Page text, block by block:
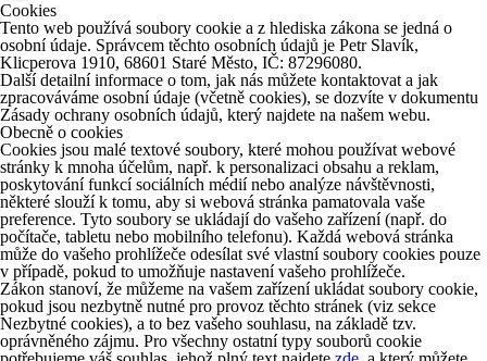
Cookies
Tento web používá soubory cookie a z hlediska zákona se jedná o
osobní údaje. Správcem těchto osobních údajů je Petr Slavík,
Klicperova 1910, 68601 Staré Město, IČ: 87296080.
Další detailní informace o tom, jak nás můžete kontaktovat a jak
zpracováváme osobní údaje (včetně cookies), se dozvíte v dokumentu
Zásady ochrany osobních údajů, který najdete na našem webu.
Obecně o cookies
Cookies jsou malé textové soubory, které mohou používat webové
stránky k mnoha účelům, např. k personalizaci obsahu a reklam,
poskytování funkcí sociálních médií nebo analýze návštěvnosti,
některé slouží k tomu, aby si webová stránka pamatovala vaše
preference. Tyto soubory se ukládají do vašeho zařízení (např. do
počítače, tabletu nebo mobilního telefonu). Každá webová stránka
může do vašeho prohlížeče odesílat své vlastní soubory cookies pouze
v případě, pokud to umožňuje nastavení vašeho prohlížeče.
Zákon stanoví, že můžeme na vašem zařízení ukládat soubory cookie,
pokud jsou nezbytně nutné pro provoz těchto stránek (viz sekce
Nezbytné cookies), a to bez vašeho souhlasu, na základě tzv.
oprávněného zájmu. Pro všechny ostatní typy souborů cookie